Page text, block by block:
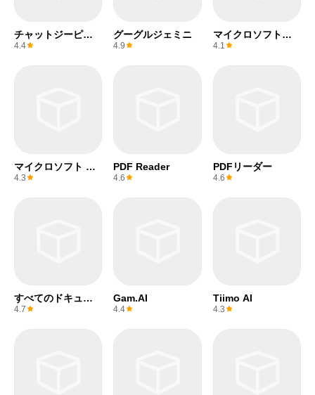
チャットジーピー
ティー
4.4
グーグルジェミニ
4.9
マイクロソフトワ
ード
4.1
マイクロソフト パ
ワーポイント
4.3
PDF Reader
4.6
PDFリーダー
4.6
すべてのドキュメ
ントコンボ
4.7
Gam.AI
4.4
Tiimo AI
4.3